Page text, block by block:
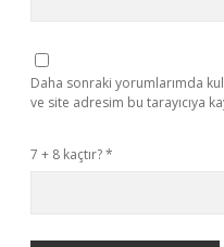
Daha sonraki yorumlarımda
ve site adresim bu tarayıcıya
7 + 8 kaçtır?*